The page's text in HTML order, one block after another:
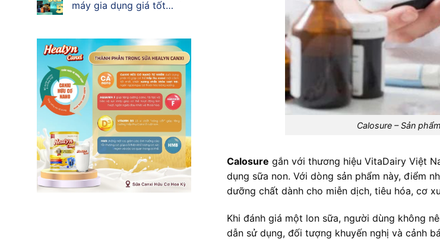
máy gia dụng giá tốt
Calosure – Sản
Calosure gắn với thương hiệu VitaDairy Việt
dụng sữa non. Với dòng sản phẩm này, điểm
dưỡng chất dành cho miễn dịch, tiêu hóa, cơ
Khi đánh giá một lon sữa, người dùng không
dẫn sử dụng, đối tượng khuyến nghị và cảnh